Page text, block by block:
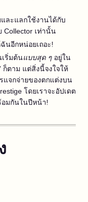
ละแลกใช้งานได้กับ
Collector เท่านั้น
นอีกหน่อยเถอะ!
เริ่มต้นแบบสุด ๆ อยู่ใน
ก็ตาม แต่สิ่งนี้จงใจให้
แจกจ่ายของตกแต่งบน
โดยเราจะอัปเดต
อมกันในปีหน้า!